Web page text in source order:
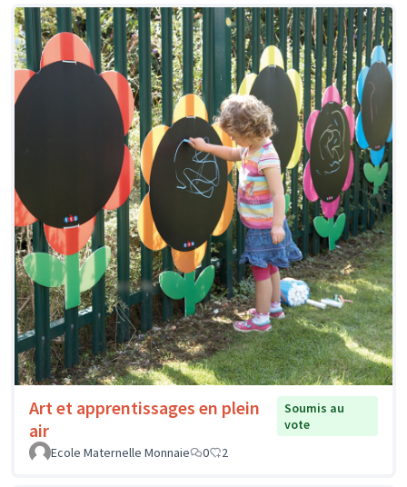
Art et apprentissages en plein
air
Soumis au
vote
Ecole Maternelle Monnaie
0 2